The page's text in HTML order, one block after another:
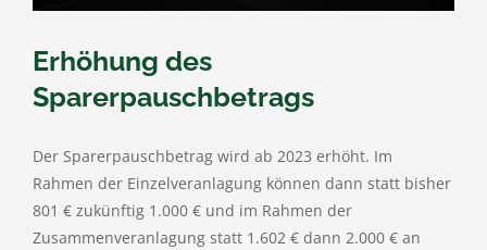
Erhöhung des
Sparerpauschbetrags
Der Sparerpauschbetrag wird ab 2023 erhöht. Im
Rahmen der Einzelveranlagung können dann statt bisher
801 € zukünftig 1.000 € und im Rahmen der
Zusammenveranlagung statt 1.602 € dann 2.000 € an